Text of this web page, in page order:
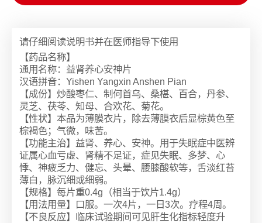
请仔细阅读说明书并在医师指导下使用
【药品名称】
通用名称：益肾养心安神片
汉语拼音：Yishen Yangxin Anshen Pian
【成份】炒酸枣仁、制何首乌、桑椹、百合，丹参、
灵芝、茯苓、知母、合欢花、菊花。
【性状】本品为薄膜衣片，除去薄膜衣后显棕黄色至
棕褐色；气微，味苦。
【功能主治】益肾、养心、安神。用于失眠症中医辨
证属心血亏虚、肾精不足证，症见失眠、多梦、心
悸、神疲乏力、健忘、头晕、腰膝酸软等，舌淡红苔
薄白，脉沉细或细弱。
【规格】每片重0.4g（相当于饮片1.4g）
【用法用量】口服。一次4片，一日3次。疗程4周。
【不良反应】临床试验期间可见肝生化指标轻度升